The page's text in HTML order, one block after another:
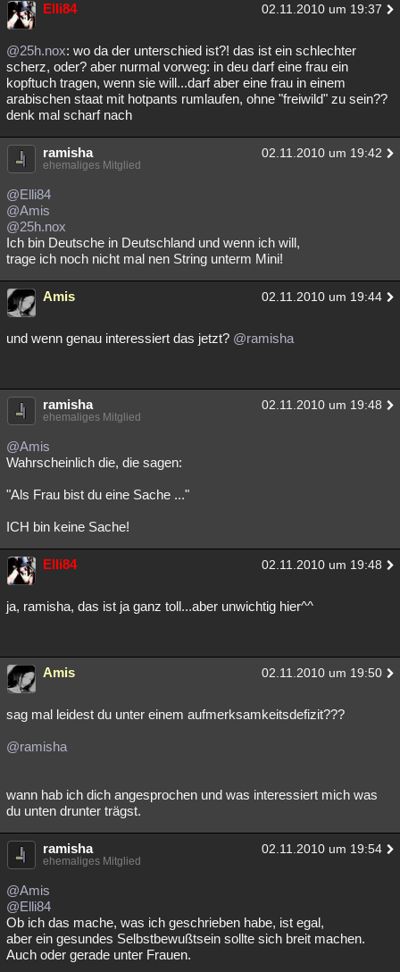
Elli84 02.11.2010 um 19:37
@25h.nox: wo da der unterschied ist?! das ist ein schlechter
scherz, oder? aber nurmal vorweg: in deu darf eine frau ein
kopftuch tragen, wenn sie will...darf aber eine frau in einem
arabischen staat mit hotpants rumlaufen, ohne "freiwild" zu sein??
denk mal scharf nach
ramisha 02.11.2010 um 19:42
ehemaliges Mitglied
@Elli84
@Amis
@25h.nox
Ich bin Deutsche in Deutschland und wenn ich will,
trage ich noch nicht mal nen String unterm Mini!
Amis 02.11.2010 um 19:44
und wenn genau interessiert das jetzt? @ramisha
ramisha 02.11.2010 um 19:48
ehemaliges Mitglied
@Amis
Wahrscheinlich die, die sagen:
"Als Frau bist du eine Sache ..."
ICH bin keine Sache!
Elli84 02.11.2010 um 19:48
ja, ramisha, das ist ja ganz toll...aber unwichtig hier^^
Amis 02.11.2010 um 19:50
sag mal leidest du unter einem aufmerksamkeitsdefizit???
@ramisha
wann hab ich dich angesprochen und was interessiert mich was
du unten drunter trägst.
ramisha 02.11.2010 um 19:54
ehemaliges Mitglied
@Amis
@Elli84
Ob ich das mache, was ich geschrieben habe, ist egal,
aber ein gesundes Selbstbewußtsein sollte sich breit machen.
Auch oder gerade unter Frauen.